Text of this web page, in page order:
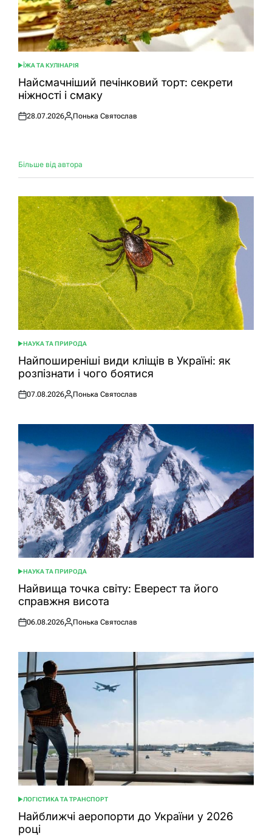
ОПУБЛІКУВАТИ
У
ЇЖА ТА КУЛІНАРІЯ
Найсмачніший печінковий торт: секрети
ніжності і смаку
Оприлюднено
28.07.2026
Опубліковано
Понька Святослав
Більше від автора
ОПУБЛІКУВАТИ
У
НАУКА ТА ПРИРОДА
Найпоширеніші види кліщів в Україні: як
розпізнати і чого боятися
Оприлюднено
07.08.2026
Опубліковано
Понька Святослав
ОПУБЛІКУВАТИ
У
НАУКА ТА ПРИРОДА
Найвища точка світу: Еверест та його
справжня висота
Оприлюднено
06.08.2026
Опубліковано
Понька Святослав
ОПУБЛІКУВАТИ
У
ЛОГІСТИКА ТА ТРАНСПОРТ
Найближчі аеропорти до України у 2026
році